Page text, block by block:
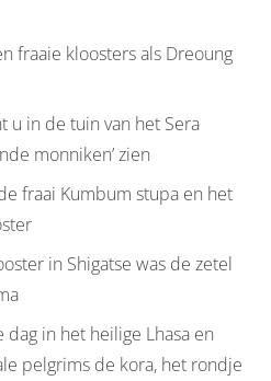
fraaie kloosters als Dreoung
u in de tuin van het Sera
monniken’ zien
fraai Kumbum stupa en het
in Shigatse was de zetel
dag in het heilige Lhasa en
pelgrims de kora, het rondje